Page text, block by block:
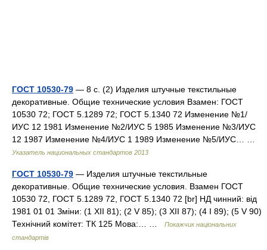
ГОСТ 10530-79 — 8 с. (2) Изделия штучные текстильные
декоративные. Общие технические условия Взамен: ГОСТ
10530 72; ГОСТ 5.1289 72; ГОСТ 5.1340 72 Изменение №1/
ИУС 12 1981 Изменение №2/ИУС 5 1985 Изменение №3/ИУС
12 1987 Изменение №4/ИУС 1 1989 Изменение №5/ИУС… …
Указатель национальных стандартов 2013
ГОСТ 10530-79 — Изделия штучные текстильные
декоративные. Общие технические условия. Взамен ГОСТ
10530 72, ГОСТ 5.1289 72, ГОСТ 5.1340 72 [br] НД чинний: від
1981 01 01 Зміни: (1 XII 81); (2 V 85); (3 XII 87); (4 I 89); (5 V 90)
Технічний комітет: ТК 125 Мова:… …
Покажчик національних
стандартів